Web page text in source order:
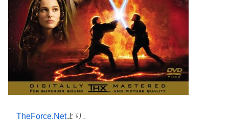
TheForce.Netより。